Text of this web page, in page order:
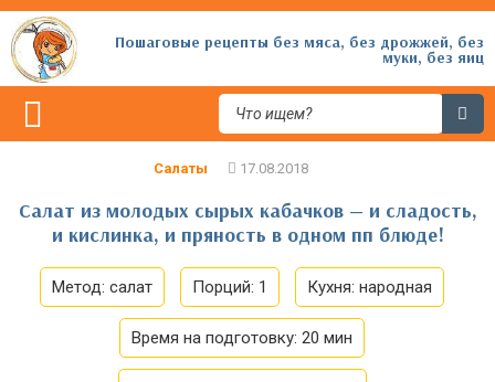
Пошаговые рецепты без мяса, без дрожжей, без
муки, без яиц
Салаты
Салат из молодых сырых кабачков — и сладость,
и кислинка, и пряность в одном пп блюде!
Метод: салат Порций: 1 Кухня: народная
Время на подготовку: 20 мин